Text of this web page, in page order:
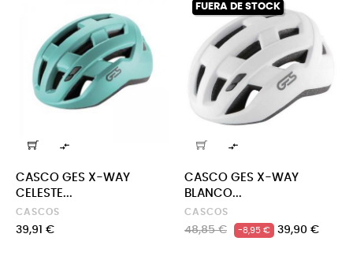

CASCO GES X-WAY
CELESTE...
CASCOS
Precio
39,91 €
FUERA DE STOCK

CASCO GES X-WAY
BLANCO...
CASCOS
Precio
48,85 € -8,95 € Precio
39,90 €